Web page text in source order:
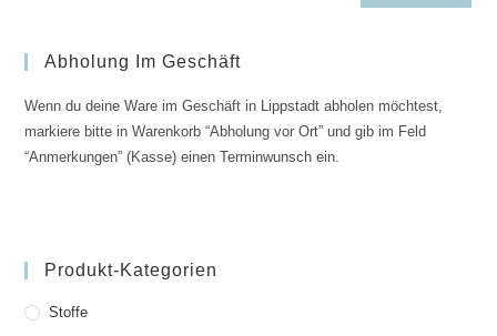
Abholung Im Geschäft
Wenn du deine Ware im Geschäft in Lippstadt abholen möchtest,
markiere bitte in Warenkorb “Abholung vor Ort” und gib im Feld
“Anmerkungen” (Kasse) einen Terminwunsch ein.
Produkt-Kategorien
Stoffe